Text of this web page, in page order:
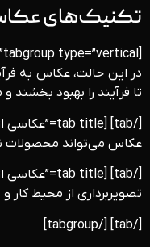
تکنیک‌های
[tabgroup type=”vertical”] [tab title=”عکاسی از فرآیند ریخته‌گری”]
در این حالت، عکاس به
تا فرآیند را بهبود
[/tab] [tab title=”عکاسی از محصولات”]
عکاس می‌تواند محصولات
[/tab] [tab title=”عکاسی از محیط کار”]
تصویربرداری از محیط کار
[/tab] [/tabgroup]